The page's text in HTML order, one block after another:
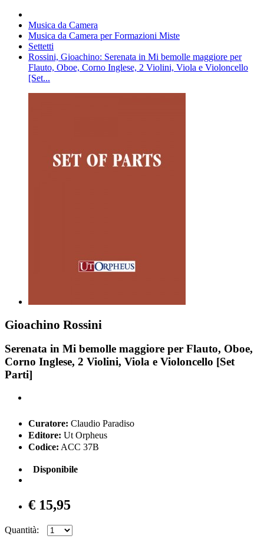
Musica da Camera
Musica da Camera per Formazioni Miste
Settetti
Rossini, Gioachino: Serenata in Mi bemolle maggiore per
Flauto, Oboe, Corno Inglese, 2 Violini, Viola e Violoncello
[Set...
Gioachino Rossini
Serenata in Mi bemolle maggiore per Flauto, Oboe,
Corno Inglese, 2 Violini, Viola e Violoncello [Set
Parti]
Curatore: Claudio Paradiso
Editore: Ut Orpheus
Codice: ACC 37B
Disponibile
€ 15,95
Quantità: